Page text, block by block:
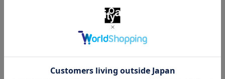
皆様に安心してイベントをお楽しみいただくため
に、以下のご案内と注意事項をご確認ください。